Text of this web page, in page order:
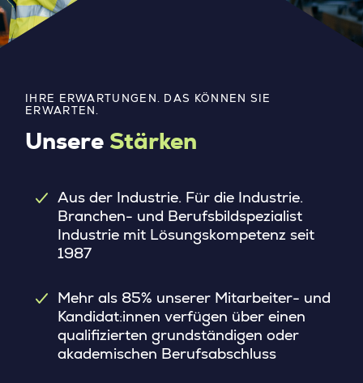
IHRE ERWARTUNGEN. DAS KÖNNEN SIE
ERWARTEN.
Unsere Stärken
Aus der Industrie. Für die Industrie.
Branchen- und Berufsbildspezialist
Industrie mit Lösungskompetenz seit
1987
Mehr als 85% unserer Mitarbeiter- und
Kandidat:innen verfügen über einen
qualifizierten grundständigen oder
akademischen Berufsabschluss